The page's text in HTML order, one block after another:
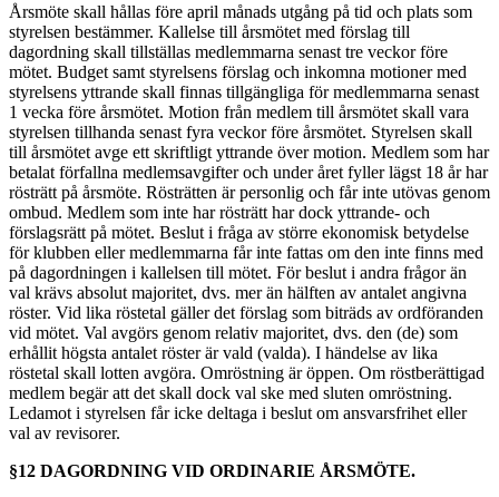
Årsmöte skall hållas före april månads utgång på tid och plats som
styrelsen bestämmer. Kallelse till årsmötet med förslag till
dagordning skall tillställas medlemmarna senast tre veckor före
mötet. Budget samt styrelsens förslag och inkomna motioner med
styrelsens yttrande skall finnas tillgängliga för medlemmarna senast
1 vecka före årsmötet. Motion från medlem till årsmötet skall vara
styrelsen tillhanda senast fyra veckor före årsmötet. Styrelsen skall
till årsmötet avge ett skriftligt yttrande över motion. Medlem som har
betalat förfallna medlemsavgifter och under året fyller lägst 18 år har
rösträtt på årsmöte. Rösträtten är personlig och får inte utövas genom
ombud. Medlem som inte har rösträtt har dock yttrande- och
förslagsrätt på mötet. Beslut i fråga av större ekonomisk betydelse
för klubben eller medlemmarna får inte fattas om den inte finns med
på dagordningen i kallelsen till mötet. För beslut i andra frågor än
val krävs absolut majoritet, dvs. mer än hälften av antalet angivna
röster. Vid lika röstetal gäller det förslag som biträds av ordföranden
vid mötet. Val avgörs genom relativ majoritet, dvs. den (de) som
erhållit högsta antalet röster är vald (valda). I händelse av lika
röstetal skall lotten avgöra. Omröstning är öppen. Om röstberättigad
medlem begär att det skall dock val ske med sluten omröstning.
Ledamot i styrelsen får icke deltaga i beslut om ansvarsfrihet eller
val av revisorer.
§12 DAGORDNING VID ORDINARIE ÅRSMÖTE.